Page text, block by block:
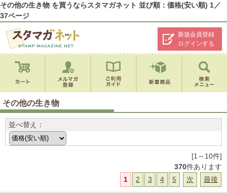
その他の生き物 を買うならスタマガネット 並び順：価格(安い順) 1／
37ページ
新規会員登録
ログインする
その他の生き物
並べ替え：
[1～10件]
370件あります
1
2 3 4 5 次 最後